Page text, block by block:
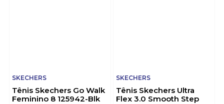
SKECHERS
Tênis Skechers Go Walk
Feminino 8 125942-Blk
SKECHERS
Tênis Skechers Ultra
Flex 3.0 Smooth Step